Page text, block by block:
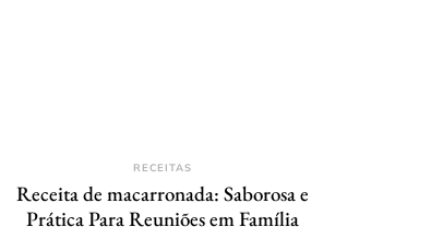
RECEITAS
Receita de macarronada: Saborosa e
Prática Para Reuniões em Família